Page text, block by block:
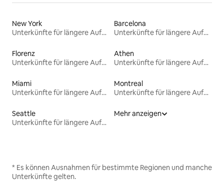
New York
Unterkünfte für längere Aufenthalte
Barcelona
Unterkünfte für längere Aufenthalte
Florenz
Unterkünfte für längere Aufenthalte
Athen
Unterkünfte für längere Aufenthalte
Miami
Unterkünfte für längere Aufenthalte
Montreal
Unterkünfte für längere Aufenthalte
Seattle
Unterkünfte für längere Aufenthalte
Mehr anzeigen
* Es können Ausnahmen für bestimmte Regionen und manche
Unterkünfte gelten.